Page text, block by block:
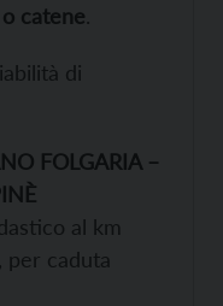
catene.
di
FOLGARIA –
al km
per caduta